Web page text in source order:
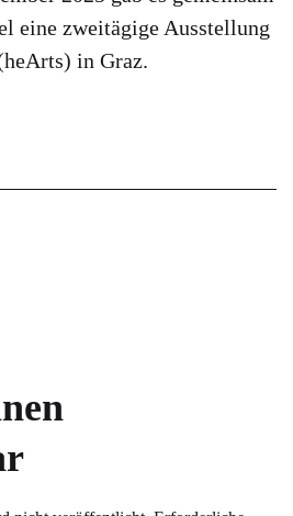
eine zweitägige Ausstellung
in Graz.